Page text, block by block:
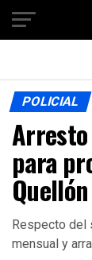
POLICIAL
para
Quellón
Respecto del
mensual y